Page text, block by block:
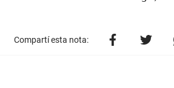
Compartí esta nota: